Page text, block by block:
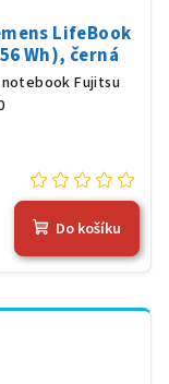
LifeBook
Wh), černá
Fujitsu
Do košíku